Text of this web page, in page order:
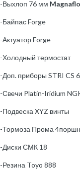
-Выхлоп 76 мм
-Байпас Forge
-Актуатор Forge
-Холодный термостат
-Доп. приборы STRI CS
-Свечи Platin-Iridium
-Подвеска XYZ винты
-Тормоза Прома
-Диски СМК 18
-Резина Toyo 888